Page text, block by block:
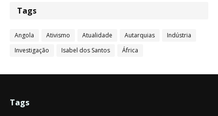
Tags
Angola Ativismo Atualidade Autarquias
Indústria
Investigação
Isabel dos Santos África
Tags